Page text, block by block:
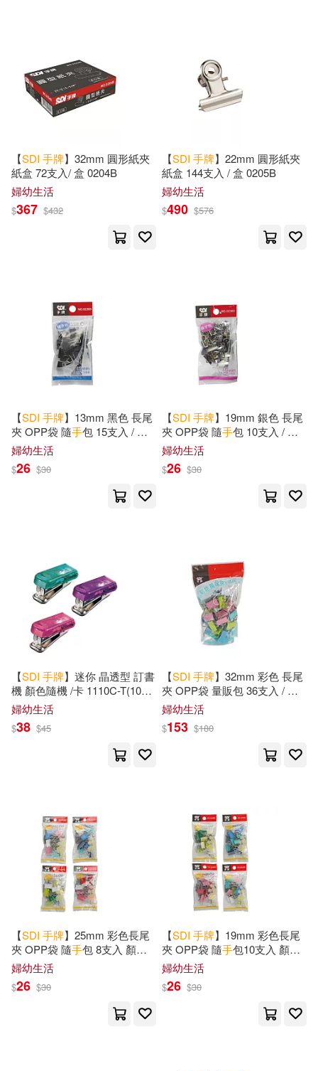
【SDI 手牌】32mm 圓形紙夾
紙盒 72支入/ 盒 0204B
婦幼生活
$367 $432
【SDI 手牌】22mm 圓形紙夾
紙盒 144支入 / 盒 0205B
婦幼生活
$490 $576
【SDI 手牌】13mm 黑色 長尾
夾 OPP袋 隨手包 15支入 / 袋
0228D
婦幼生活
$26 $30
【SDI 手牌】19mm 銀色 長尾
夾 OPP袋 隨手包 10支入 / 袋
0236D
婦幼生活
$26 $30
【SDI 手牌】迷你 晶透型 訂書
機 顏色隨機 /卡 1110C-T(10號
訂書機)
婦幼生活
$38 $45
【SDI 手牌】32mm 彩色 長尾
夾 OPP袋 量販包 36支入 / 袋
0244VP
婦幼生活
$153 $180
【SDI 手牌】25mm 彩色長尾
夾 OPP袋 隨手包 8支入 顏色
隨機 / 袋 0245D
婦幼生活
$26 $30
【SDI 手牌】19mm 彩色長尾
夾 OPP袋 隨手包10支入 顏色
隨機 / 袋 0246D
婦幼生活
$26 $30